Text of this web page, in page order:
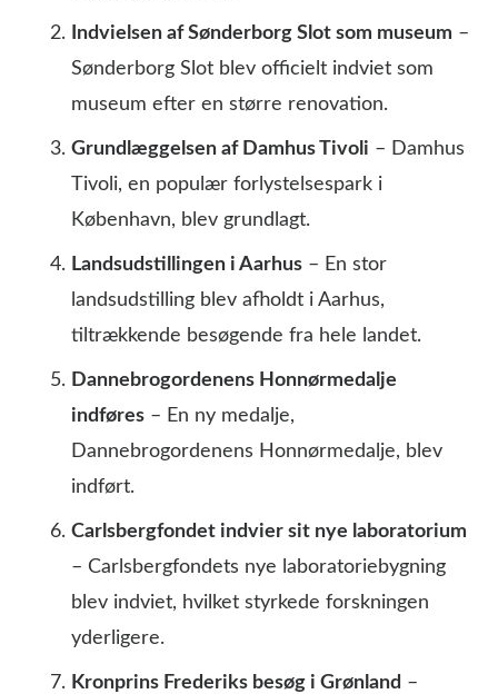
Indvielsen af Sønderborg Slot som museum –
Sønderborg Slot blev officielt indviet som
museum efter en større renovation.
Grundlæggelsen af Damhus Tivoli – Damhus
Tivoli, en populær forlystelsespark i
København, blev grundlagt.
Landsudstillingen i Aarhus – En stor
landsudstilling blev afholdt i Aarhus,
tiltrækkende besøgende fra hele landet.
Dannebrogordenens Honnørmedalje
indføres – En ny medalje,
Dannebrogordenens Honnørmedalje, blev
indført.
Carlsbergfondet indvier sit nye laboratorium
– Carlsbergfondets nye laboratoriebygning
blev indviet, hvilket styrkede forskningen
yderligere.
Kronprins Frederiks besøg i Grønland –